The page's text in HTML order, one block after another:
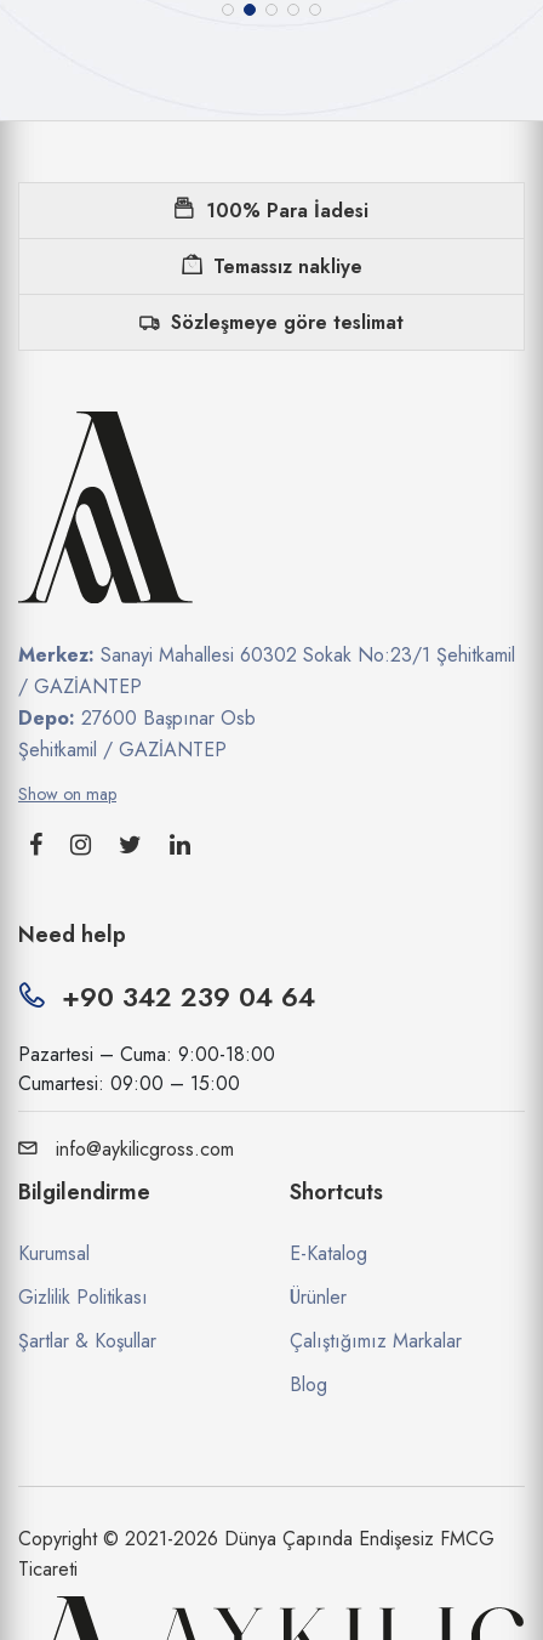
100% Para İadesi
Temassız nakliye
Sözleşmeye göre teslimat
Merkez: Sanayi Mahallesi 60302 Sokak No:23/1 Şehitkamil
/ GAZİANTEP
Depo: 27600 Başpınar Osb
Şehitkamil / GAZİANTEP
Show on map
Need help
+90 342 239 04 64
Pazartesi – Cuma: 9:00-18:00
Cumartesi: 09:00 – 15:00
info@aykilicgross.com
Bilgilendirme
Kurumsal
Gizlilik Politikası
Şartlar & Koşullar
Shortcuts
E-Katalog
Ürünler
Çalıştığımız Markalar
Blog
Copyright © 2021-2026 Dünya Çapında Endişesiz FMCG
Ticareti